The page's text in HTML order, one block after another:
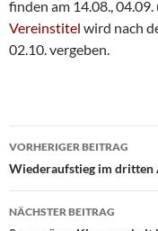
finden am 14.08.,
Vereinstitel wird nach
02.10. vergeben.
VORHERIGER BEITRAG
Wiederaufstieg im dritten
NÄCHSTER BEITRAG